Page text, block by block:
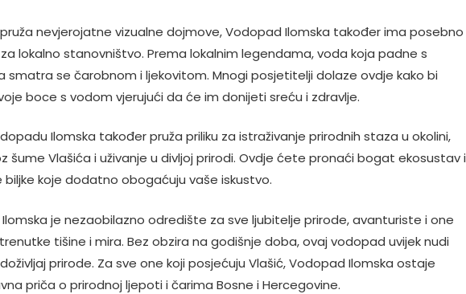
nevjerojatne vizualne dojmove, Vodopad Ilomska također ima posebno
lokalno stanovništvo. Prema lokalnim legendama, voda koja padne s
smatra se čarobnom i ljekovitom. Mnogi posjetitelji dolaze ovdje kako bi
boce s vodom vjerujući da će im donijeti sreću i zdravlje.
Ilomska također pruža priliku za istraživanje prirodnih staza u okolini,
šume Vlašića i uživanje u divljoj prirodi. Ovdje ćete pronaći bogat ekosustav i
biljke koje dodatno obogaćuju vaše iskustvo.
je nezaobilazno odredište za sve ljubitelje prirode, avanturiste i one
tišine i mira. Bez obzira na godišnje doba, ovaj vodopad uvijek nudi
prirode. Za sve one koji posjećuju Vlašić, Vodopad Ilomska ostaje
priča o prirodnoj ljepoti i čarima Bosne i Hercegovine.